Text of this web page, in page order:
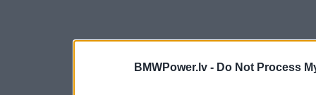
BMWPower.lv - Do Not Process